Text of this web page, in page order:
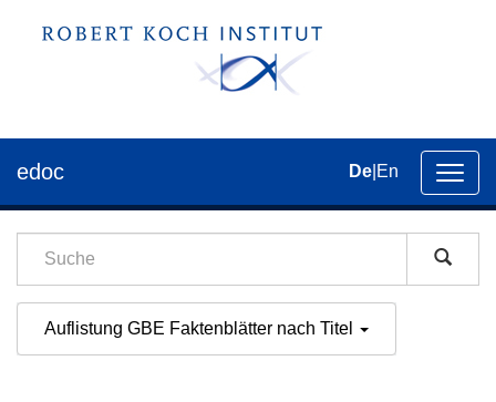
der
edoc De En
Auflistung GBE Faktenblätter nach Titel